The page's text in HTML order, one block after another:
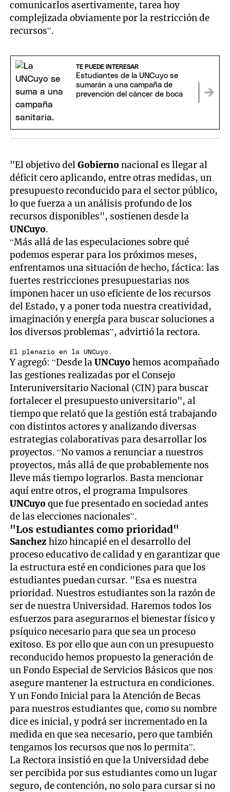
comunicarlos asertivamente, tarea hoy
complejizada obviamente por la restricción de
recursos”.
TE PUEDE INTERESAR
Estudiantes de la UNCuyo se
sumarán a una campaña de
prevención del cáncer de boca
"El objetivo delGobiernonacional es llegar al
déficit cero aplicando, entre otras medidas, un
presupuesto reconducido para el sector público,
lo que fuerza a un análisis profundo de los
recursos disponibles", sostienen desde la
UNCuyo.
“Más allá de las especulaciones sobre qué
podemos esperar para los próximos meses,
enfrentamos una situación de hecho, fáctica: las
fuertes restricciones presupuestarias nos
imponen hacer un uso eficiente de los recursos
del Estado, y a poner toda nuestra creatividad,
imaginación y energía para buscar soluciones a
los diversos problemas”, advirtió la rectora.
El plenario en la UNCuyo.
Y agregó: “Desde laUNCuyohemos acompañado
las gestiones realizadas por el Consejo
Interuniversitario Nacional (CIN) para buscar
fortalecer el presupuesto universitario", al
tiempo que relató que la gestión está trabajando
con distintos actores y analizando diversas
estrategias colaborativas para desarrollar los
proyectos. “No vamos a renunciar a nuestros
proyectos, más allá de que probablemente nos
lleve más tiempo lograrlos. Basta mencionar
aquí entre otros, el programa Impulsores
UNCuyoque fue presentado en sociedad antes
de las elecciones nacionales”.
"Los estudiantes como prioridad"
Sanchezhizo hincapié en el desarrollo del
proceso educativo de calidad y en garantizar que
la estructura esté en condiciones para que los
estudiantes puedan cursar. "Esa es nuestra
prioridad. Nuestros estudiantes son la razón de
ser de nuestra Universidad. Haremos todos los
esfuerzos para asegurarnos el bienestar físico y
psíquico necesario para que sea un proceso
exitoso. Es por ello que aun con un presupuesto
reconducido hemos propuesto la generación de
un Fondo Especial de Servicios Básicos que nos
asegure mantener la estructura en condiciones.
Y un Fondo Inicial para la Atención de Becas
para nuestros estudiantes que, como su nombre
dice es inicial, y podrá ser incrementado en la
medida en que sea necesario, pero que también
tengamos los recursos que nos lo permita”.
La Rectora insistió en que la Universidad debe
ser percibida por sus estudiantes como un lugar
seguro, de contención, no solo para cursar si no